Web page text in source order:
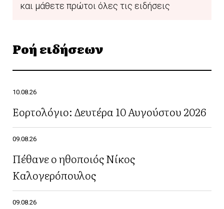
και μάθετε πρώτοι όλες τις ειδήσεις
Ροή ειδήσεων
10.08.26
Εορτολόγιο: Δευτέρα 10 Αυγούστου 2026
09.08.26
Πέθανε ο ηθοποιός Νίκος
Καλογερόπουλος
09.08.26